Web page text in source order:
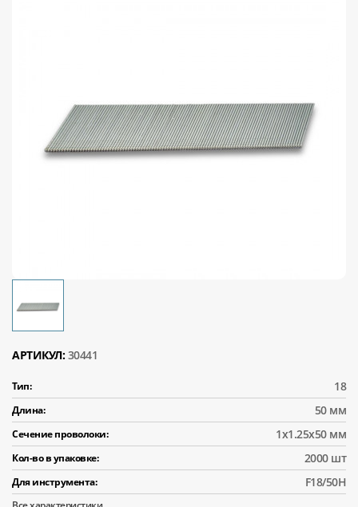
АРТИКУЛ: 30441
Тип: 18
Длина: 50 мм
Сечение проволоки: 1x1.25x50 мм
Кол-во в упаковке: 2000 шт
Для инструмента: F18/50H